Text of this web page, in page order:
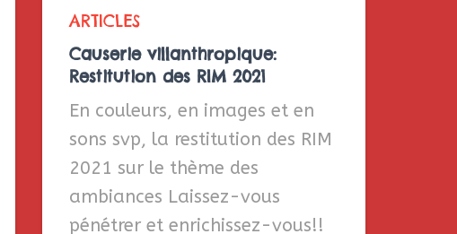
ARTICLES
Causerie villanthropique:
Restitution des RIM 2021
En couleurs, en images et en
sons svp, la restitution des RIM
2021 sur le thème des
ambiances Laissez-vous
pénétrer et enrichissez-vous!!